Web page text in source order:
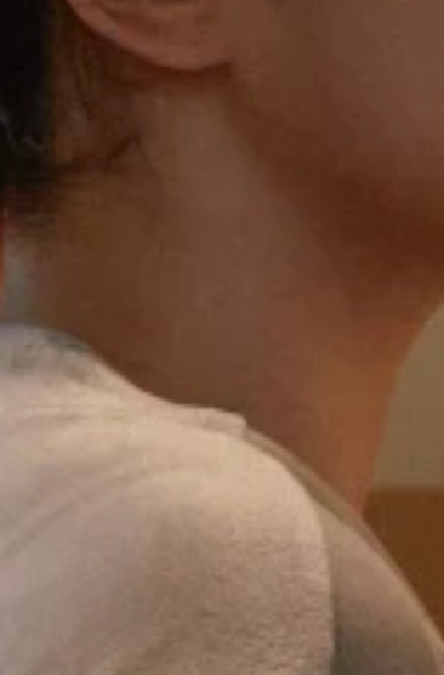
매출의 성장을 만